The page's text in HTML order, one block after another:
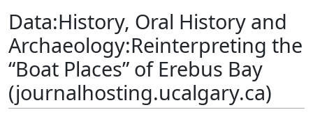
Data:History, Oral History and
Archaeology:Reinterpreting the
“Boat Places” of Erebus Bay
(journalhosting.ucalgary.ca)